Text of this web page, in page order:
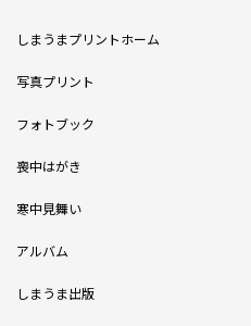
しまうまプリントホーム
写真プリント
フォトブック
喪中はがき
寒中見舞い
アルバム
しまうま出版